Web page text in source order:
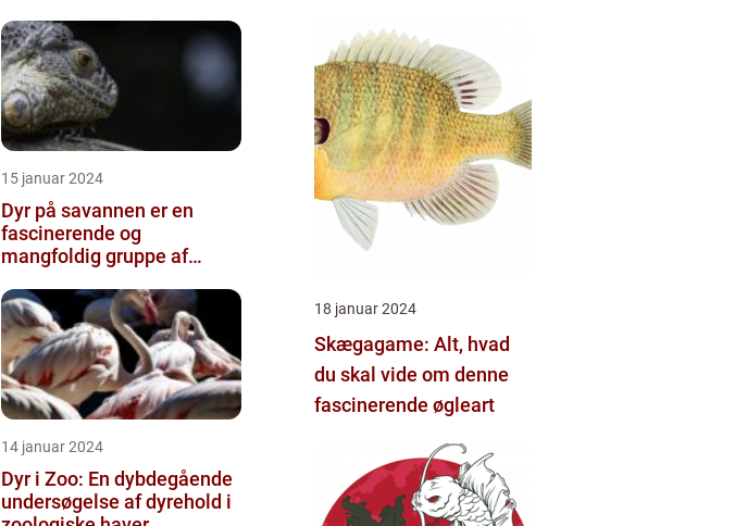
verden
15 januar 2024
Dyr på savannen er en
fascinerende og
mangfoldig gruppe af
sig det hårde o...
14 januar 2024
Dyr i Zoo: En dybdegående
undersøgelse af dyrehold i
18 januar 2024
Skægagame: Alt, hvad
du skal vide om denne
fascinerende øgleart